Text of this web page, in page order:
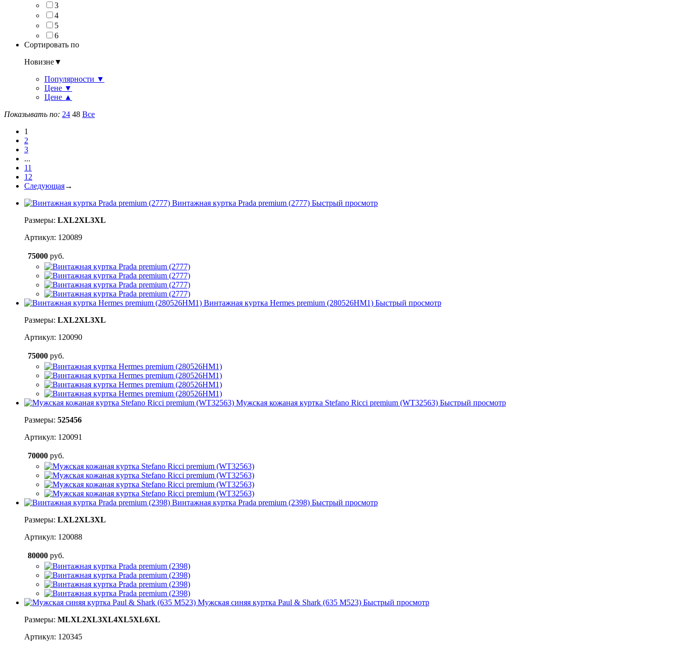
3
4
5
6
Сортировать по
Новизне▼
Популярности ▼
Цене ▼
Цене ▲
Показывать по: 24 48 Все
1
2
3
...
11
12
Следующая→
Винтажная куртка Prada premium (2777) Быстрый просмотр
Размеры: LXL2XL3XL
Артикул: 120089
75000 руб.
Винтажная куртка Hermes premium (280526HM1) Быстрый просмотр
Размеры: LXL2XL3XL
Артикул: 120090
75000 руб.
Мужская кожаная куртка Stefano Ricci premium (WT32563) Быстрый просмотр
Размеры: 525456
Артикул: 120091
70000 руб.
Винтажная куртка Prada premium (2398) Быстрый просмотр
Размеры: LXL2XL3XL
Артикул: 120088
80000 руб.
Мужская синяя куртка Paul & Shark (635 M523) Быстрый просмотр
Размеры: MLXL2XL3XL4XL5XL6XL
Артикул: 120345